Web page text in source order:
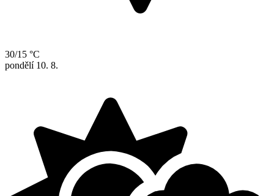
30/15 °C
pondělí 10. 8.